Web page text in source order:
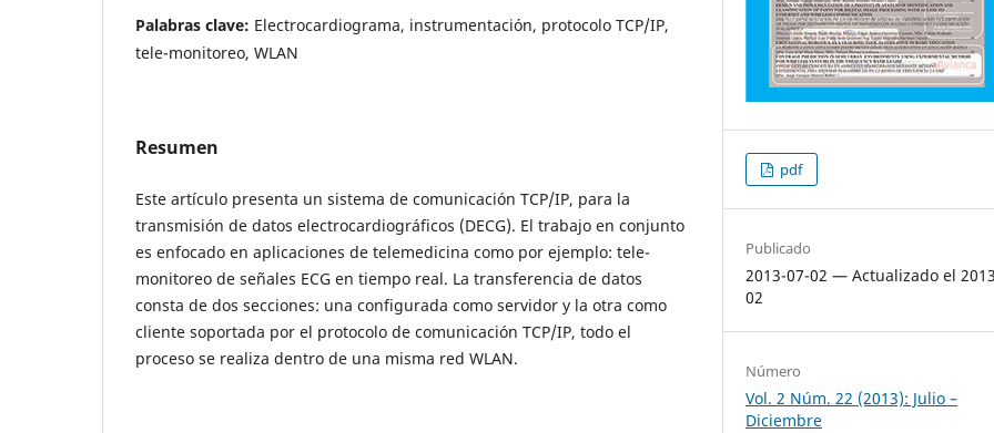
Palabras clave: Electrocardiograma, instrumentación, protocolo TCP/IP,
tele-monitoreo, WLAN
Resumen
Este artículo presenta un sistema de comunicación TCP/IP, para la
transmisión de datos electrocardiográficos (DECG). El trabajo en conjunto
es enfocado en aplicaciones de telemedicina como por ejemplo: tele-
monitoreo de señales ECG en tiempo real. La transferencia de datos
consta de dos secciones: una configurada como servidor y la otra como
cliente soportada por el protocolo de comunicación TCP/IP, todo el
proceso se realiza dentro de una misma red WLAN.
pdf
Publicado
2013-07-02 — Actualizado el
02
Número
Vol. 2 Núm. 22 (2013): Julio –
Diciembre